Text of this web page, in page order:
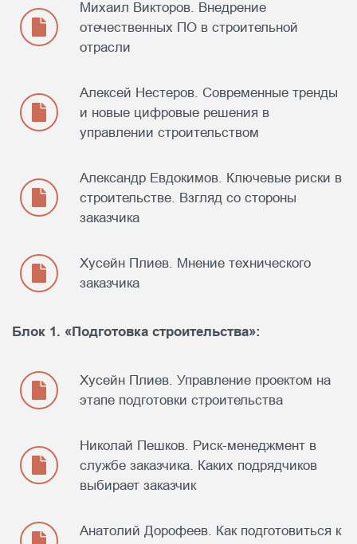
Спикер
Виталий Клевцов
Управляющий директор инжиниринговой
Тема выступления: «Как работать с
проектировщиком, чтобы получить желаемый
результат»
Спикер
Юлия Максимова
дефицита квалифицированных кадров в
строительной отрасли РФ»
Спикер
Елена Чернакова
Тема выступления: «Что важно успеть
автоматизировать строительной компании в 2023
Руководитель практики «Сопровождение
процедур банкротства и Антикризисный
консалтинг» компании «Лемчик,
Тема выступления: «Как построить защиту от
субсидиарной ответственности, чтобы безопасно
вести бизнес»
Михаил Викторов. Внедрение
отечественных ПО в строительной
отрасли
Алексей Нестеров. Современные тренды
и новые цифровые решения в
управлении строительством
Александр Евдокимов. Ключевые риски в
строительстве. Взгляд со стороны
заказчика
Хусейн Плиев. Мнение технического
заказчика
Блок 1. «Подготовка строительства»:
Хусейн Плиев. Управление проектом на
этапе подготовки строительства
Николай Пешков. Риск-менеджмент в
службе заказчика. Каких подрядчиков
выбирает заказчик
Анатолий Дорофеев. Как подготовиться к